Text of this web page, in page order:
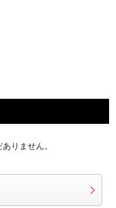
りません。